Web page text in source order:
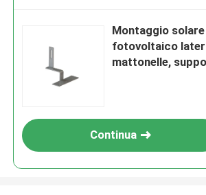
Montaggio
fotovoltaico
mattonelle,
Continua